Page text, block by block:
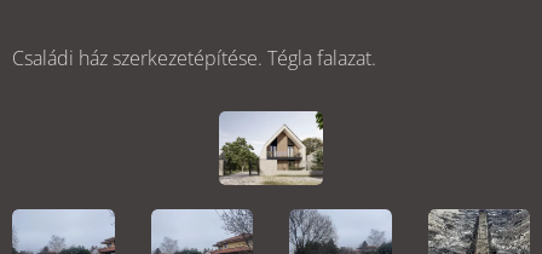
Családi ház szerkezetépítése. Tégla falazat.